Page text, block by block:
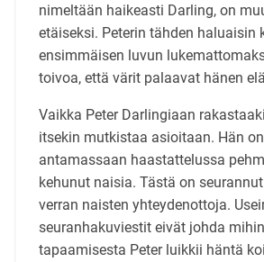
nimeltään haikeasti Darling, on
etäiseksi. Peterin tähden haluaisin
ensimmäisen luvun
toivoa, että värit palaavat hänen
Vaikka Peter Darlingiaan
itsekin mutkistaa asioitaan. Hän
antamassaan haastattelussa
kehunut naisia. Tästä on
verran naisten yhteydenottoja.
seuranhakuviestit eivät johda
tapaamisesta Peter luikkii häntä